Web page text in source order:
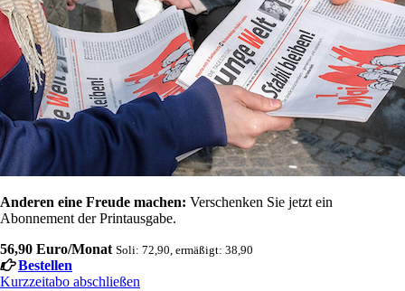
Anderen eine Freude machen: Verschenken Sie jetzt ein
Abonnement der Printausgabe.
56,90 Euro/Monat Soli: 72,90, ermäßigt: 38,90
Bestellen
Kurzzeitabo abschließen